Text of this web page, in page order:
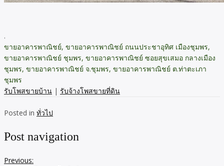
.
ขายอาคารพาณิชย์, ขายอาคารพาณิชย์ ถนนประชาอุทิศ เมืองชุมพร,
ขายอาคารพาณิชย์ ชุมพร, ขายอาคารพาณิชย์ ซอยสุขเสมอ กลางเมือง
ชุมพร, ขายอาคารพาณิชย์ จ.ชุมพร, ขายอาคารพาณิชย์ ต.ท่าตะเภา
ชุมพร
รับโพสขายบ้าน | รับจ้างโพสขายที่ดิน
Posted in ทั่วไป
Post navigation
Previous: